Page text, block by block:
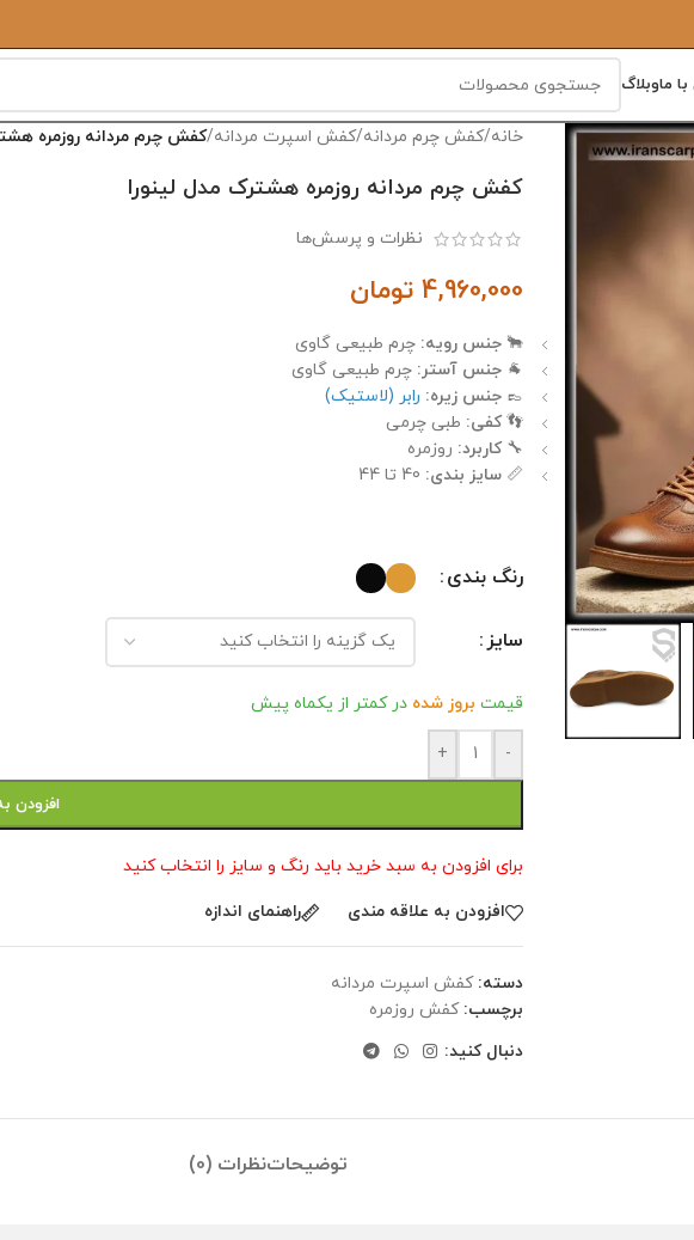
ماوبلاگ
خانه/کفش چرم مردانه/کفش اسپرت مردانه/کفش چرم مردانه روزمره
کفش چرم مردانه روزمره هشترک مدل لینورا
نظرات و پرسش‌ها
4,960,000 تومان
🐂 جنس رویه: چرم طبیعی گاوی
🐐 جنس آستر: چرم طبیعی گاوی
👞 جنس زیره: رابر (لاستیک)
👣کفی: طبی چرمی
🔧کاربرد: روزمره
📏 سایز بندی: 40 تا 44
رنگ بندی
سایز
قیمت بروز شده در کمتر از یکماه پیش
-
+
افزودن
برای افزودن به سبد خرید باید رنگ و سایز را انتخاب کنید
افزودن به علاقه مندی راهنمای اندازه
دسته: کفش اسپرت مردانه
برچسب: کفش روزمره
دنبال کنید:
توضیحاتنظرات (0)